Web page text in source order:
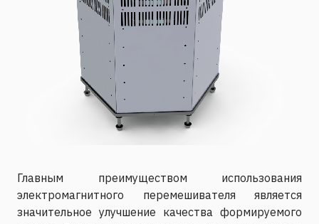
Главным преимуществом использования
электромагнитного перемешивателя является
значительное улучшение качества формируемого